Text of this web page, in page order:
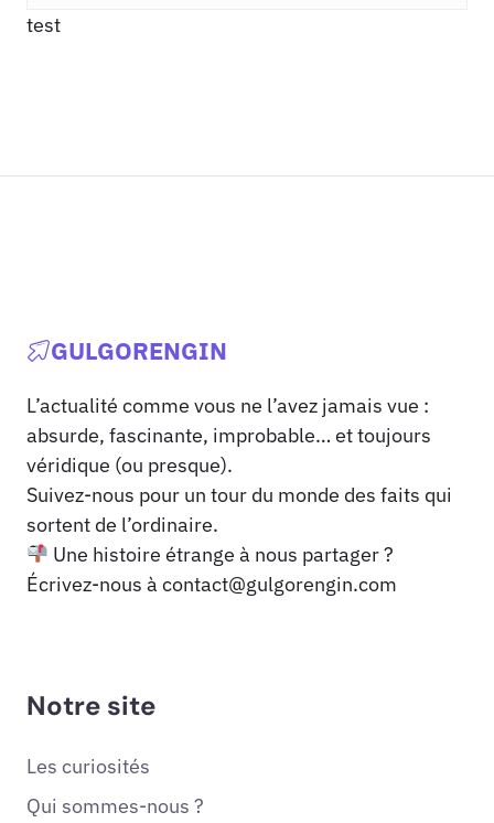
test
GULGORENGIN
L’actualité comme vous ne l’avez jamais vue :
absurde, fascinante, improbable… et toujours
véridique (ou presque).
Suivez-nous pour un tour du monde des faits qui
sortent de l’ordinaire.
Une histoire étrange à nous partager ?
Écrivez-nous à contact@gulgorengin.com
Notre site
Les curiosités
Qui sommes-nous ?